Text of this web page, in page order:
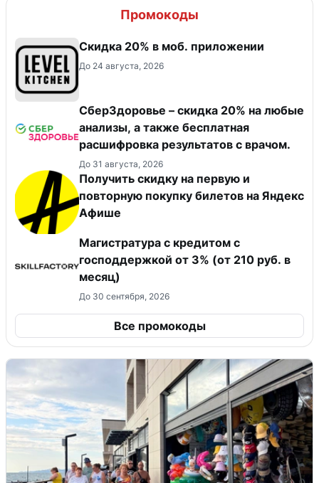
Промокоды
Скидка 20% в моб. приложении
До 24 августа, 2026
СберЗдоровье – скидка 20% на любые
анализы, а также бесплатная
расшифровка результатов с врачом.
До 31 августа, 2026
Получить скидку на первую и
повторную покупку билетов на Яндекс
Афише
Магистратура с кредитом с
господдержкой от 3% (от 210 руб. в
месяц)
До 30 сентября, 2026
Все промокоды